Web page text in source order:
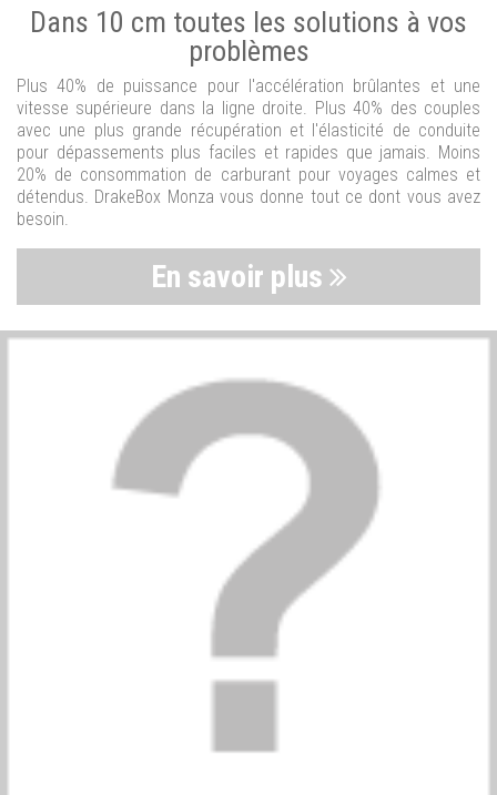
Dans 10 cm toutes les solutions à vos
problèmes
Plus 40% de puissance pour l'accélération brûlantes et une
vitesse supérieure dans la ligne droite. Plus 40% des couples
avec une plus grande récupération et l'élasticité de conduite
pour dépassements plus faciles et rapides que jamais. Moins
20% de consommation de carburant pour voyages calmes et
détendus. DrakeBox Monza vous donne tout ce dont vous avez
besoin.
En savoir plus